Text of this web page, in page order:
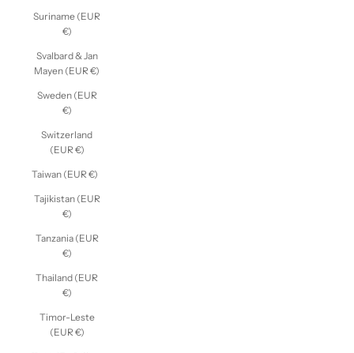
Suriname (EUR
€)
Svalbard & Jan
Mayen (EUR €)
Sweden (EUR
€)
Switzerland
(EUR €)
Taiwan (EUR €)
Tajikistan (EUR
€)
Tanzania (EUR
€)
Thailand (EUR
€)
Timor-Leste
(EUR €)